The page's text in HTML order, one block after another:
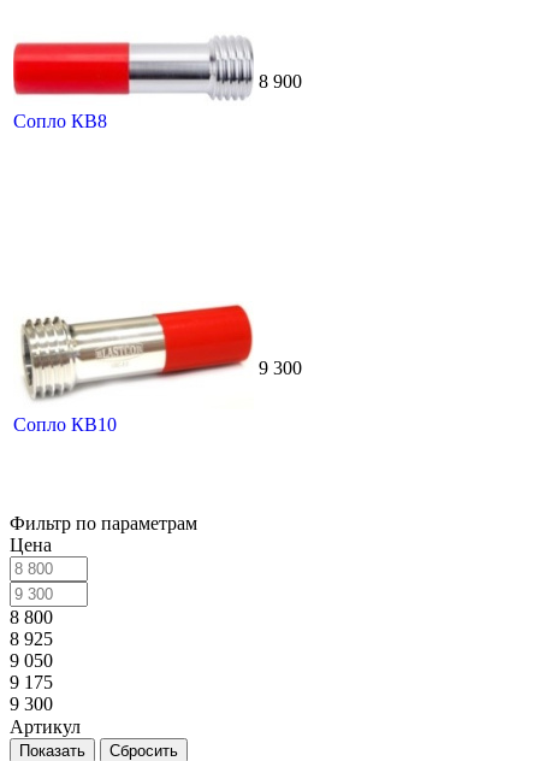
Сопло КВ8
8 900
Сопло КВ10
9 300
Фильтр по параметрам
Цена
8 800
8 925
9 050
9 175
9 300
Артикул
Сбросить